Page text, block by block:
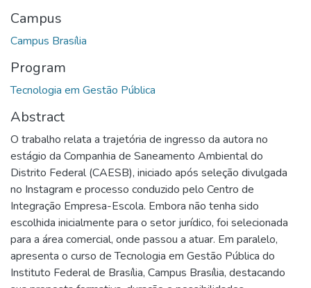
Campus
Campus Brasília
Program
Tecnologia em Gestão Pública
Abstract
O trabalho relata a trajetória de ingresso da autora no
estágio da Companhia de Saneamento Ambiental do
Distrito Federal (CAESB), iniciado após seleção divulgada
no Instagram e processo conduzido pelo Centro de
Integração Empresa-Escola. Embora não tenha sido
escolhida inicialmente para o setor jurídico, foi selecionada
para a área comercial, onde passou a atuar. Em paralelo,
apresenta o curso de Tecnologia em Gestão Pública do
Instituto Federal de Brasília, Campus Brasília, destacando